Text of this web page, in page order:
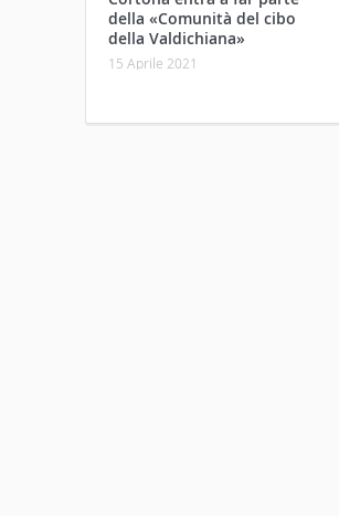
della «Comunità del cibo
della Valdichiana»
15 Aprile 2021